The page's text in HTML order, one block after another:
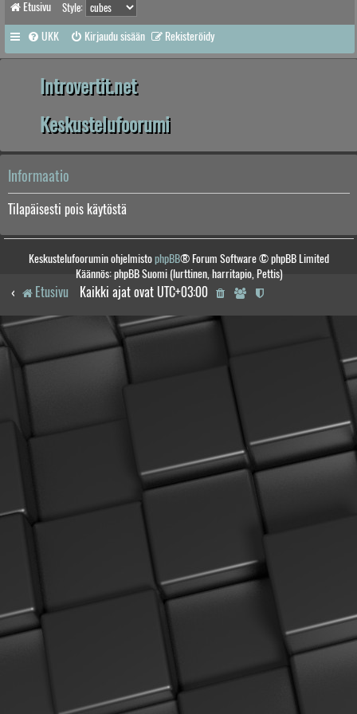
Etusivu Style:
UKK Kirjaudu sisään Rekisteröidy
Introvertit.net
Keskustelufoorumi
Informaatio
Tilapäisesti pois käytöstä
Keskustelufoorumin ohjelmistophpBB® Forum Software © phpBB Limited
Käännös: phpBB Suomi (lurttinen, harritapio, Pettis)
Etusivu Kaikki ajat ovat UTC+03:00